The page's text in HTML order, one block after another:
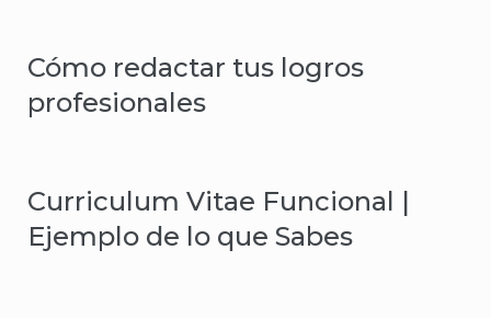
Cómo redactar tus logros
profesionales
Curriculum Vitae Funcional |
Ejemplo de lo que Sabes